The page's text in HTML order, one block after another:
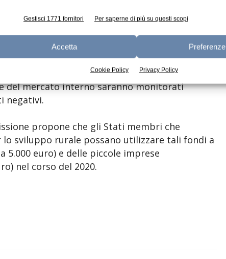
Gestisci 1771 fornitori Per saperne di più su questi scopi
Accetta Preferenze
Cookie Policy Privacy Policy
fiori e delle patate. Tali deroghe consentono
e di attuare misure di mercato per
del funzionamento del mercato interno
Per esempio, il settore lattiero potrà
di latte. Sarà inoltre consentito
L’andamento dei prezzi al consumo e
del mercato interno saranno monitorati
negativi.
propone che gli Stati membri che
sviluppo rurale possano utilizzare tali fondi a
euro) e delle piccole imprese
nel corso del 2020.